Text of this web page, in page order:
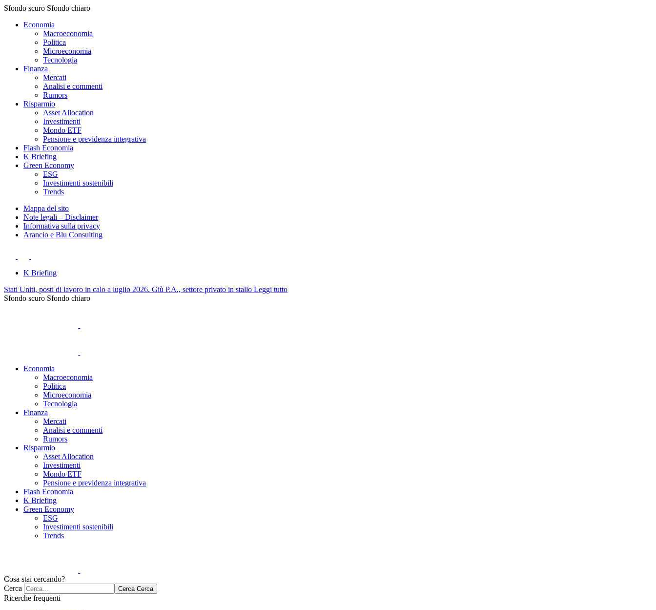
Sfondo scuro Sfondo chiaro
Economia
Macroeconomia
Politica
Microeconomia
Tecnologia
Finanza
Mercati
Analisi e commenti
Rumors
Risparmio
Asset Allocation
Investimenti
Mondo ETF
Pensione e previdenza integrativa
Flash Economia
K Briefing
Green Economy
ESG
Investimenti sostenibili
Trends
Mappa del sito
Note legali – Disclaimer
Informativa sulla privacy
Arancio e Blu Consulting
K Briefing
Stati Uniti, posti di lavoro in calo a luglio 2026. Giù P.A., settore privato in stallo Leggi tutto
Sfondo scuro Sfondo chiaro
Economia
Macroeconomia
Politica
Microeconomia
Tecnologia
Finanza
Mercati
Analisi e commenti
Rumors
Risparmio
Asset Allocation
Investimenti
Mondo ETF
Pensione e previdenza integrativa
Flash Economia
K Briefing
Green Economy
ESG
Investimenti sostenibili
Trends
Cosa stai cercando?
Cerca
Cerca Cerca
Ricerche frequenti